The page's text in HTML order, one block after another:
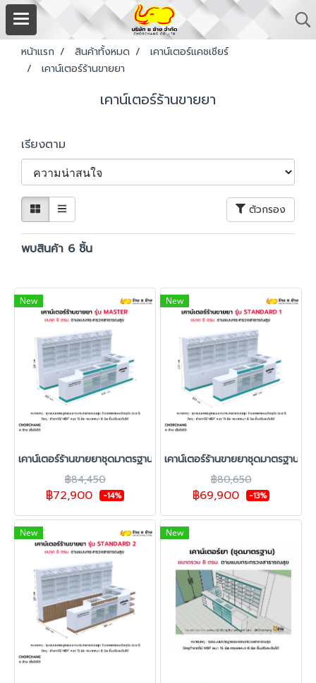
หน้าแรก สินค้าทั้งหมด
เคาน์เตอร์แคชเชียร์
เคาน์เตอร์ร้านขายยา
เคาน์เตอร์ร้านขายยา
เรียงตาม
ตัวกรอง
พบสินค้า 6 ชิ้น
New
เคาน์เตอร์ร้านขายยาชุดมาตรฐาน ช ช้าง รุ่น Master 8 ตร.ม.
฿84,450
฿72,900 -14%
New
เคาน์เตอร์ร้านขายยาชุดมาตรฐาน
฿80,650
฿69,900 -13%
New New